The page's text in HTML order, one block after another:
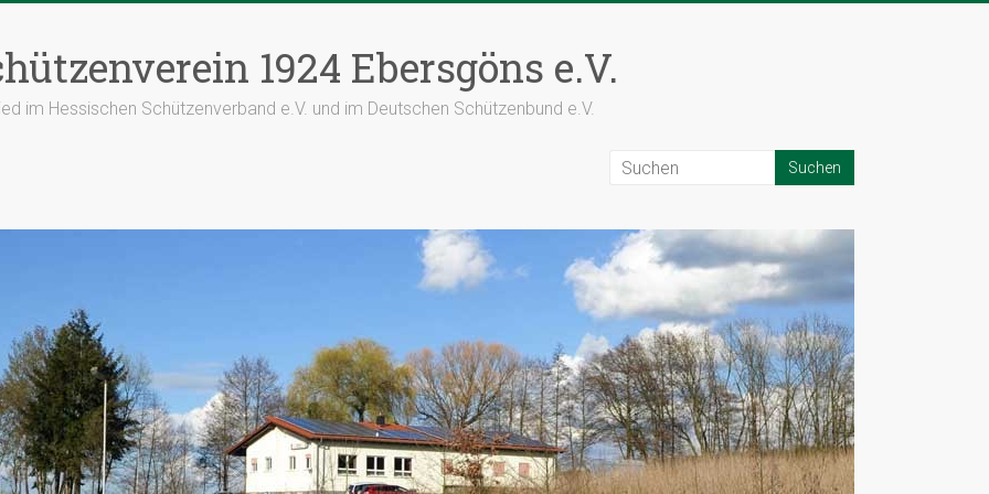
1924 Ebersgöns e.V.
im Hessischen Schützenverband e.V. und im Deutschen Schützenbund e.V.